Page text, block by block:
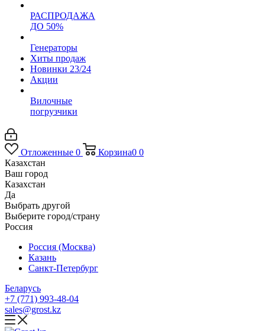
РАСПРОДАЖА
ДО 50%
Генераторы
Хиты продаж
Новинки 23/24
Акции
Вилочные
погрузчики
Отложенные 0 Корзина0 0
Казахстан
Ваш город
Казахстан
Да
Выбрать другой
Выберите город/страну
Россия
Россия (Москва)
Казань
Санкт-Петербург
Беларусь
+7 (771) 993-48-04
sales@grost.kz